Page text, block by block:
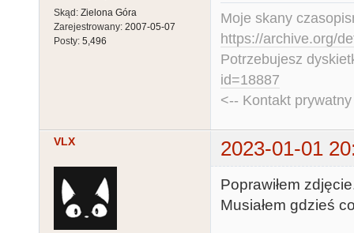
Skąd: Zielona Góra
Zarejestrowany: 2007-05-07
Posty: 5,496
Moje skany
https://archive.org/
Potrzebujesz
id=18887
<-- Kontakt
VLX 2023-01-01
Poprawiłem
Musiałem gdzieś